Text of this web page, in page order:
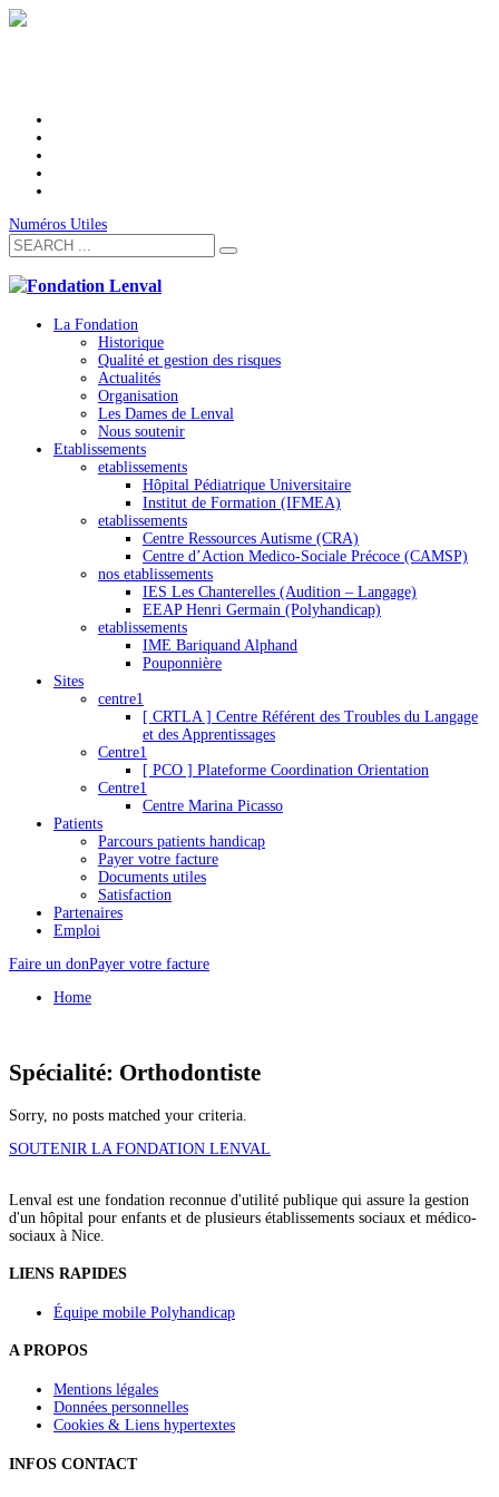
Numéros Utiles
La Fondation
Historique
Qualité et gestion des risques
Actualités
Organisation
Les Dames de Lenval
Nous soutenir
Etablissements
etablissements
Hôpital Pédiatrique Universitaire
Institut de Formation (IFMEA)
etablissements
Centre Ressources Autisme (CRA)
Centre d’Action Medico-Sociale Précoce (CAMSP)
nos etablissements
IES Les Chanterelles (Audition – Langage)
EEAP Henri Germain (Polyhandicap)
etablissements
IME Bariquand Alphand
Pouponnière
Sites
centre1
[ CRTLA ] Centre Référent des Troubles du Langage
et des Apprentissages
Centre1
[ PCO ] Plateforme Coordination Orientation
Centre1
Centre Marina Picasso
Patients
Parcours patients handicap
Payer votre facture
Documents utiles
Satisfaction
Partenaires
Emploi
Faire un donPayer votre facture
Home
Spécialité: Orthodontiste
Sorry, no posts matched your criteria.
SOUTENIR LA FONDATION LENVAL
Lenval est une fondation reconnue d'utilité publique qui assure la gestion
d'un hôpital pour enfants et de plusieurs établissements sociaux et médico-
sociaux à Nice.
LIENS RAPIDES
Équipe mobile Polyhandicap
A PROPOS
Mentions légales
Données personnelles
Cookies & Liens hypertextes
INFOS CONTACT